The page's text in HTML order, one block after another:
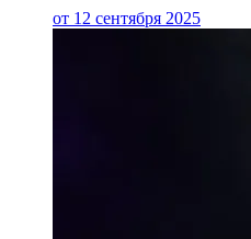
от 12 сентября 2025